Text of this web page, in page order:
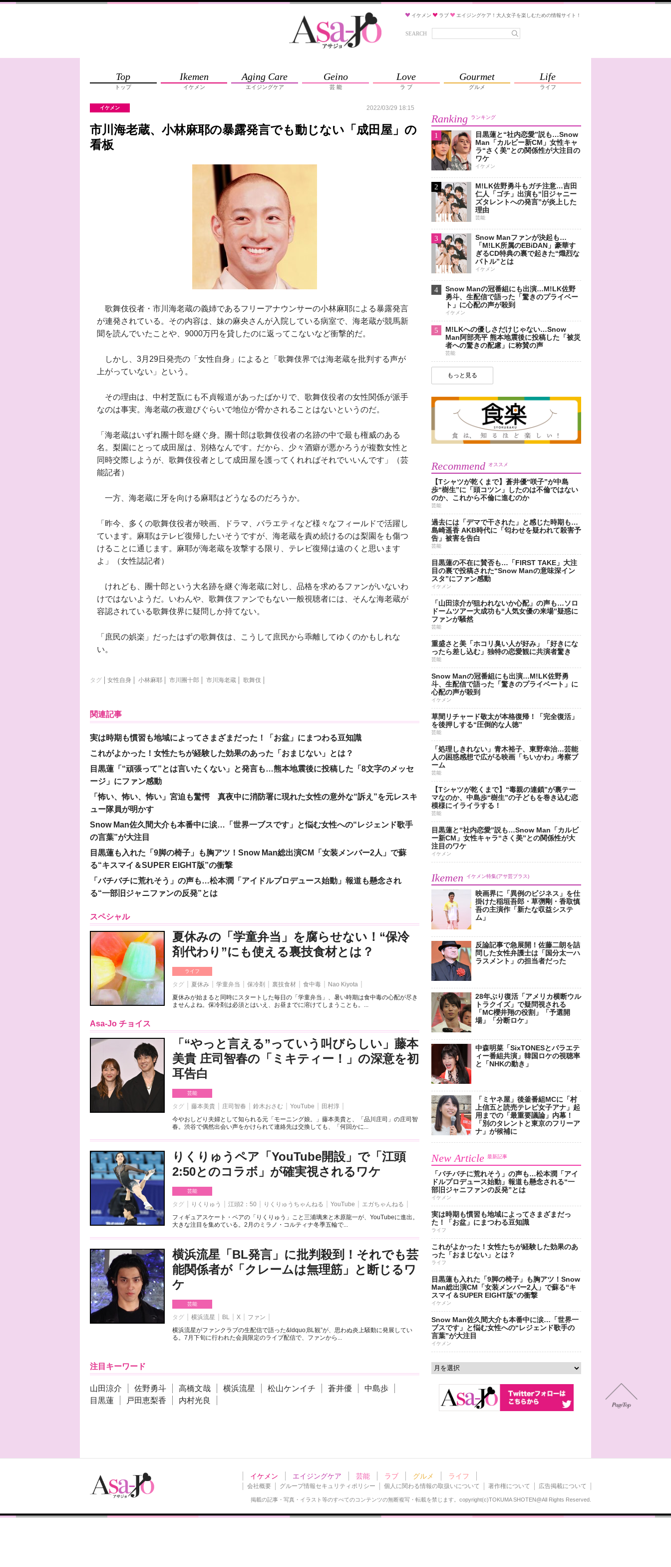
イケメン ラブ エイジングケア！大人女子を楽しむための情報サイト！
SEARCH
Top
トップ
Ikemen
イケメン
Aging Care
エイジングケア
Geino
芸 能
Love
ラ ブ
Gourmet
グルメ
Life
ライフ
イケメン 2022/03/29 18:15
市川海老蔵、小林麻耶の暴露発言でも動じない「成田屋」の
看板
歌舞伎役者・市川海老蔵の義姉であるフリーアナウンサーの小林麻耶による暴露発言
が連発されている。その内容は、妹の麻央さんが入院している病室で、海老蔵が競馬新
聞を読んでいたことや、9000万円を貸したのに返ってこないなど衝撃的だ。
しかし、3月29日発売の「女性自身」によると「歌舞伎界では海老蔵を批判する声が
上がっていない」という。
その理由は、中村芝翫にも不貞報道があったばかりで、歌舞伎役者の女性関係が派手
なのは事実。海老蔵の夜遊びぐらいで地位が脅かされることはないというのだ。
「海老蔵はいずれ團十郎を継ぐ身。團十郎は歌舞伎役者の名跡の中で最も権威のある
名。梨園にとって成田屋は、別格なんです。だから、少々酒癖が悪かろうが複数女性と
同時交際しようが、歌舞伎役者として成田屋を護ってくれればそれでいいんです」（芸
能記者）
一方、海老蔵に牙を向ける麻耶はどうなるのだろうか。
「昨今、多くの歌舞伎役者が映画、ドラマ、バラエティなど様々なフィールドで活躍し
ています。麻耶はテレビ復帰したいそうですが、海老蔵を責め続けるのは梨園をも傷つ
けることに通じます。麻耶が海老蔵を攻撃する限り、テレビ復帰は遠のくと思います
よ」（女性誌記者）
けれども、團十郎という大名跡を継ぐ海老蔵に対し、品格を求めるファンがいないわ
けではないようだ。いわんや、歌舞伎ファンでもない一般視聴者には、そんな海老蔵が
容認されている歌舞伎界に疑問しか持てない。
「庶民の娯楽」だったはずの歌舞伎は、こうして庶民から乖離してゆくのかもしれな
い。
タグ 女性自身 小林麻耶 市川團十郎 市川海老蔵 歌舞伎
関連記事
実は時期も慣習も地域によってさまざまだった！「お盆」にまつわる豆知識
これがよかった！女性たちが経験した効果のあった「おまじない」とは？
目黒蓮「“頑張って”とは言いたくない」と発言も…熊本地震後に投稿した「8文字のメッセ
ージ」にファン感動
「怖い、怖い、怖い」宮迫も驚愕 真夜中に消防署に現れた女性の意外な“訴え”を元レスキ
ュー隊員が明かす
Snow Man佐久間大介も本番中に涙…「世界一ブスです」と悩む女性への“レジェンド歌手
の言葉”が大注目
目黒蓮も入れた「9脚の椅子」も胸アツ！Snow Man総出演CM「女装メンバー2人」で蘇
る“キスマイ＆SUPER EIGHT版”の衝撃
「バチバチに荒れそう」の声も…松本潤「アイドルプロデュース始動」報道も懸念され
る“一部旧ジャニファンの反発”とは
スペシャル
夏休みの「学童弁当」を腐らせない！“保冷
剤代わり”にも使える裏技食材とは？
ライフ
タグ 夏休み 学童弁当 保冷剤 裏技食材 食中毒
Nao Kiyota
夏休みが始まると同時にスタートした毎日の「学童弁当」、暑い時期は食中毒の心配が尽き
ませんよね。保冷剤は必須とはいえ、お昼までに溶けてしまうことも。...
Asa-Jo チョイス
「“やっと言える”っていう叫びらしい」藤本
美貴 庄司智春の「ミキティー！」の深意を初
耳告白
芸能
タグ 藤本美貴 庄司智春 鈴木おさむ YouTube
田村淳
今やおしどり夫婦として知られる元「モーニング娘。」藤本美貴と、「品川庄司」の庄司智
春。渋谷で偶然出会い声をかけられて連絡先は交換しても、「何回かに...
りくりゅうペア「YouTube開設」で「江頭
2:50とのコラボ」が確実視されるワケ
芸能
タグ りくりゅう 江頭2：50 りくりゅうちゃんねる YouTube
エガちゃんねる
フィギュアスケート・ペアの「りくりゅう」こと三浦璃来と木原龍一が、YouTubeに進出。
大きな注目を集めている。2月のミラノ・コルティナ冬季五輪で...
横浜流星「BL発言」に批判殺到！それでも芸
能関係者が「クレームは無理筋」と断じるワ
ケ
芸能
タグ 横浜流星 BL X
ファン
横浜流星がファンクラブの生配信で語った&ldquo;BL観”が、思わぬ炎上騒動に発展してい
る。7月下旬に行われた会員限定のライブ配信で、ファンから...
注目キーワード
山田涼介 佐野勇斗 高橋文哉 横浜流星 松山ケンイチ 蒼井優
中島歩
目黒蓮
戸田恵梨香 内村光良
Ranking ランキング
1
目黒蓮と“社内恋愛”説も…Snow
Man「カルビー新CM」女性キャ
ラ“さく美”との関係性が大注目の
ワケ
イケメン
2
M!LK佐野勇斗もガチ注意…吉田
仁人「ゴチ」出演も“旧ジャニー
ズタレントへの発言”が炎上した
理由
芸能
3
Snow Manファンが決起も…
「M!LK所属のEBiDAN」豪華す
ぎるCD特典の裏で起きた“熾烈な
バトル”とは
イケメン
4
Snow Manの冠番組にも出演…M!LK佐野
勇斗、生配信で語った「驚きのプライベー
ト」に心配の声が殺到
イケメン
5
M!LKへの優しさだけじゃない…Snow
Man阿部亮平 熊本地震後に投稿した「被災
者への驚きの配慮」に称賛の声
芸能
もっと見る
Recommend オススメ
【Tシャツが乾くまで】蒼井優“咲子”が中島
歩“樹生”に「頭コツン」したのは不倫ではない
のか、これから不倫に進むのか
芸能
過去には「デマで干された」と感じた時期も…
島崎遥香 AKB時代に「匂わせを疑われて殺害予
告」被害を告白
芸能
目黒蓮の不在に賛否も…「FIRST TAKE」大注
目の裏で投稿された“Snow Manの意味深イン
スタ”にファン感動
イケメン
「山田涼介が狙われないか心配」の声も…ソロ
ドームツアー大成功も“人気女優の来場”疑惑に
ファンが騒然
芸能
重盛さと美「ホコリ臭い人が好み」「好きにな
ったら差し込む」独特の恋愛観に共演者驚き
芸能
Snow Manの冠番組にも出演…M!LK佐野勇
斗、生配信で語った「驚きのプライベート」に
心配の声が殺到
イケメン
草間リチャード敬太が本格復帰！「完全復活」
を後押しする“圧倒的な人徳”
芸能
「処理しきれない」青木裕子、東野幸治…芸能
人の困惑感想で広がる映画「ちいかわ」考察ブ
ーム
芸能
【Tシャツが乾くまで】“毒親の連鎖”が裏テー
マなのか、中島歩“樹生”の子どもを巻き込む恋
模様にイライラする！
芸能
目黒蓮と“社内恋愛”説も…Snow Man「カルビ
ー新CM」女性キャラ“さく美”との関係性が大
注目のワケ
イケメン
Ikemen イケメン特集(アサ芸プラス)
映画界に「異例のビジネス」を仕
掛けた稲垣吾郎・草彅剛・香取慎
吾の主演作「新たな収益システ
ム」
反論記事で急展開！佐藤二朗を詰
問した女性弁護士は「国分太一ハ
ラスメント」の担当者だった
28年ぶり復活「アメリカ横断ウル
トラクイズ」で疑問視される
「MC櫻井翔の役割」「予選開
場」「分断ロケ」
中森明菜「SixTONESとバラエテ
ィー番組共演」韓国ロケの視聴率
と「NHKの動き」
「ミヤネ屋」後釜番組MCに「村
上信五と読売テレビ女子アナ」起
用までの「最重要議論」内幕！
「別のタレントと東京のフリーア
ナ」が候補に
New Article 最新記事
「バチバチに荒れそう」の声も…松本潤「アイ
ドルプロデュース始動」報道も懸念される“一
部旧ジャニファンの反発”とは
イケメン
実は時期も慣習も地域によってさまざまだっ
た！「お盆」にまつわる豆知識
ライフ
これがよかった！女性たちが経験した効果のあ
った「おまじない」とは？
ライフ
目黒蓮も入れた「9脚の椅子」も胸アツ！Snow
Man総出演CM「女装メンバー2人」で蘇る“キ
スマイ＆SUPER EIGHT版”の衝撃
イケメン
Snow Man佐久間大介も本番中に涙…「世界一
ブスです」と悩む女性への“レジェンド歌手の
言葉”が大注目
イケメン
イケメン エイジングケア 芸能 ラブ グルメ ライフ
会社概要 グループ情報セキュリティポリシー 個人に関わる情報の取扱いについて 著作権について 広告掲載について
掲載の記事・写真・イラスト等のすべてのコンテンツの無断複写・転載を禁じます。 copyright(c)TOKUMA SHOTEN@All Rights Reserved.